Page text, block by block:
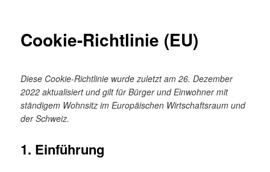
Cookie-Richtlinie (EU)
Diese Cookie-Richtlinie wurde zuletzt am 26. Dezember
2022 aktualisiert und gilt für Bürger und Einwohner mit
ständigem Wohnsitz im Europäischen Wirtschaftsraum und
der Schweiz.
1. Einführung